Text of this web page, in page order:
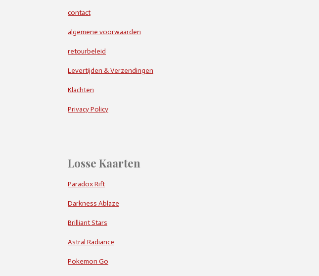
contact
algemene voorwaarden
retourbeleid
Levertijden & Verzendingen
Klachten
Privacy Policy
Losse Kaarten
Paradox Rift
Darkness Ablaze
Brilliant Stars
Astral Radiance
Pokemon Go